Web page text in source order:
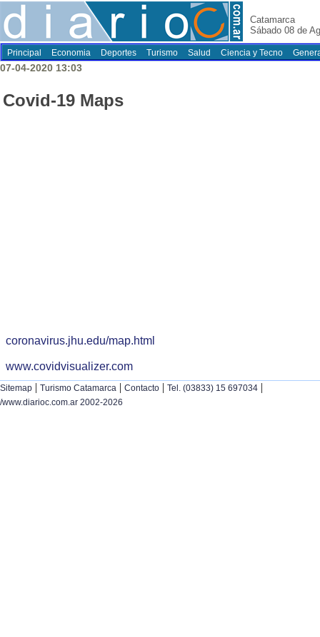
Catamarca
Sábado 08 de
Principal Economia Deportes Turismo Salud Ciencia y Tecno
07-04-2020 13:03
Covid-19 Maps
coronavirus.jhu.edu/map.html
www.covidvisualizer.com
Sitemap | Turismo Catamarca | Contacto | Tel. (03833) 15 697034 |
/www.diarioc.com.ar 2002-2026